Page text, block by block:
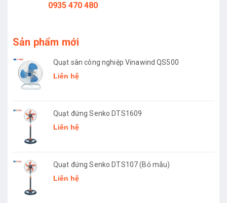
0935 470 480
Sản phẩm mới
Quạt sàn công nghiệp Vinawind QS500
Liên hệ
Quạt đứng Senko DTS1609
Liên hệ
Quạt đứng Senko DTS107 (Bỏ mẫu)
Liên hệ